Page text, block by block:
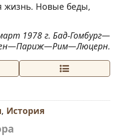
жизнь. Новые беды,
1978 г. Бад-Гомбург—
, История